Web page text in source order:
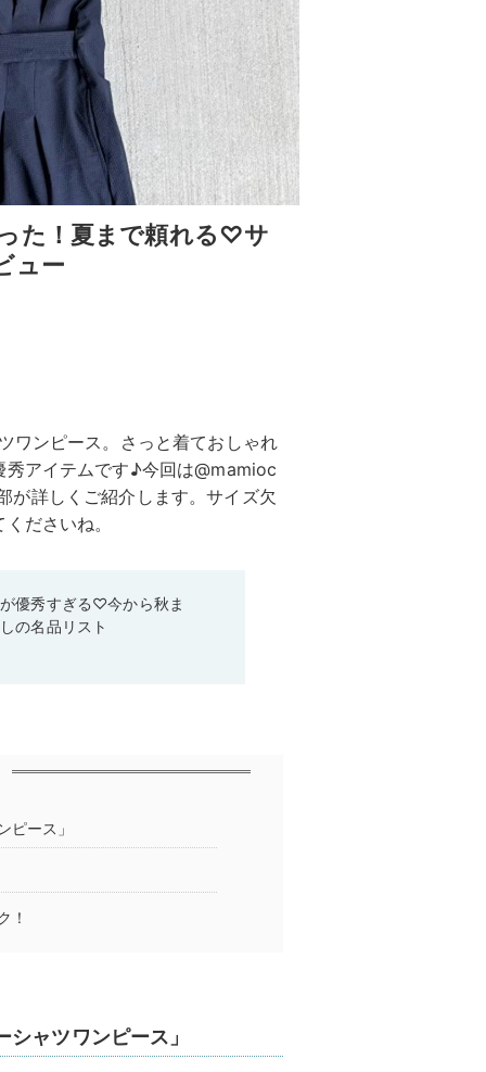
た！夏まで頼れる♡サ
ュー
ワンピース。さっと着ておしゃれ
アイテムです♪今回は@mamioc
詳しくご紹介します。サイズ欠
ださいね。
優秀すぎる♡今から秋ま
の名品リスト
ース」
！
ャツワンピース」